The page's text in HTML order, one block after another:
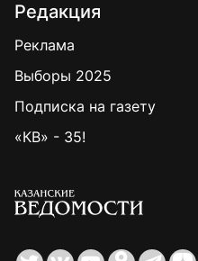
Редакция
Реклама
Выборы 2025
Подписка на газету
«КВ» - 35!